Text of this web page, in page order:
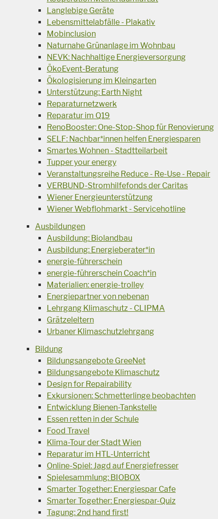
Langlebige Geräte
Lebensmittelabfälle - Plakativ
Mobinclusion
Naturnahe Grünanlage im Wohnbau
NEVK: Nachhaltige Energieversorgung
ÖkoEvent-Beratung
Ökologisierung im Kleingarten
Unterstützung: Earth Night
Reparaturnetzwerk
Reparatur im Q19
RenoBooster: One-Stop-Shop für Renovierung
SELF: Nachbar*innen helfen Energiesparen
Smartes Wohnen - Stadtteilarbeit
Tupper your energy
Veranstaltungsreihe Reduce - Re-Use - Repair
VERBUND-Stromhilfefonds der Caritas
Wiener Energieunterstützung
Wiener Webflohmarkt - Servicehotline
Ausbildungen
Ausbildung: Biolandbau
Ausbildung: Energieberater*in
energie-führerschein
energie-führerschein Coach*in
Materialien: energie-trolley
Energiepartner von nebenan
Lehrgang Klimaschutz - CLIPMA
Grätzeleltern
Urbaner Klimaschutzlehrgang
Bildung
Bildungsangebote GreeNet
Bildungsangebote Klimaschutz
Design for Repairability
Exkursionen: Schmetterlinge beobachten
Entwicklung Bienen-Tankstelle
Essen retten in der Schule
Food Travel
Klima-Tour der Stadt Wien
Reparatur im HTL-Unterricht
Online-Spiel: Jagd auf Energiefresser
Spielesammlung: BIOBOX
Smarter Together: Energiespar Cafe
Smarter Together: Energiespar-Quiz
Tagung: 2nd hand first!